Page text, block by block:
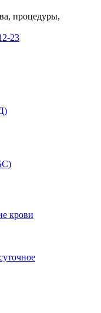
процедуры,
23
крови